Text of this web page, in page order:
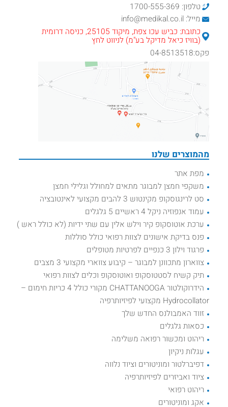
מהמוצרים שלנו
מפת אתר
משקפי חמצן למבוגר מתאים למחולל וגלילי חמצן
סט לרינגוסקופ מקינטוש 3 להבים מקצועי לאינטובציה
עמוד אנפוזיה ניקל 4 ראשיים 5 גלגלים
ערכת אוטוסקופ קיר וילש אלין עם שתי ידיות (לא כולל ראש )
פנס בדיקת אישונים לצוות רפואי כולל סוללות
פרגוד וילון 3 כנפיים לפרטיות מטופלים
צווארון מתכוונן למבוגר – קיבוע צווארי מקצועי 3 מצבים
תיק קשיח לסטטוסקופ ואוטוסקופ וכלים לצוות רפואי
הידרוקולטור CHATTANOOGA מקורי כולל 4 כריות חימום –
Hydrocollator מקצועי לפיזיותרפיה
זווד האמבולנס החדש שלך
כסאות גלגלים
ריהוט ומכשור רפואה משלימה
עגלות ניקיון
דפיברלטור ומוניטורים וציוד נלווה
ציוד ואביזרים לפיזיותרפיה
ריהוט רפואי
אקג ומוניטורים
טלפון: 1700-555-369
מייל: info@medikal.co.il
כתובת: כביש עכו צפת, מיקוד 25105, כניסה דרומית
(בוויז כיאל מדיקל בע"מ) לניווט לחץ
פקס:04-8513518